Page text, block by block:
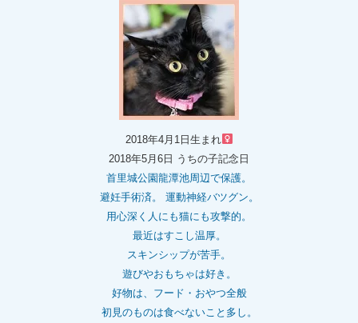
2018年4月1日生まれ
2018年5月6日 うちの子記念日
首里城公園龍潭池周辺で保護。
避妊手術済。 運動神経バツグン。
用心深く人にも猫にも攻撃的。
最近はすこし温厚。
スキンシップが苦手。
遊びやおもちゃは好き。
好物は、フード・おやつ全般
初見のものは食べないこと多し。